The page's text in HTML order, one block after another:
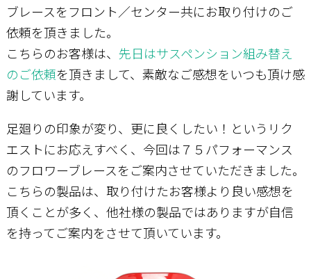
ブレースをフロント／センター共にお取り付けのご
依頼を頂きました。
こちらのお客様は、 先日はサスペンション組み替え
のご依頼を頂きまして、素敵なご感想をいつも頂け感
謝しています。
足廻りの印象が変り、更に良くしたい！というリク
エストにお応えすべく、今回は７５パフォーマンス
のフロワーブレースをご案内させていただきました。
こちらの製品は、取り付けたお客様より良い感想を
頂くことが多く、他社様の製品ではありますが自信
を持ってご案内をさせて頂いています。